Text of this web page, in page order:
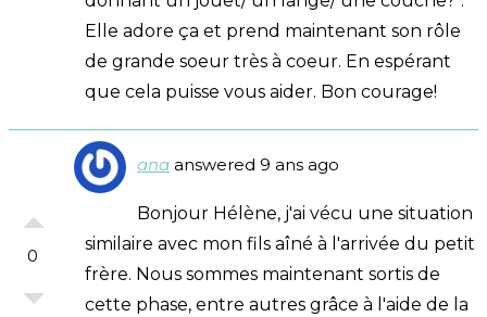
Elle adore ça et prend maintenant son rôle
de grande soeur très à coeur. En espérant
que cela puisse vous aider. Bon courage!
0
ana answered 9 ans ago
Bonjour Hélène, j'ai vécu une situation
similaire avec mon fils aîné à l'arrivée du petit
frère. Nous sommes maintenant sortis de
cette phase, entre autres grâce à l'aide de la